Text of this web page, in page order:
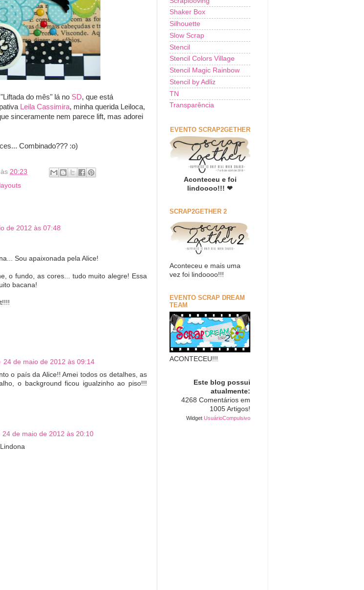
do mês" lá no SD, que está
Leila Cassimira, minha querida Leiloca,
sinceramente nem parece lift, mas adorei
Combinado??? :o)
às 20:23
de 2012 às 07:48
Sou apaixonada pela Alice!
o fundo, as cores... tudo muito alegre! Essa
bacana!
24 de maio de 2012 às 09:14
o país da Alice!! Amei todos os detalhes, as
o background ficou igualzinho ao piso!!!
24 de maio de 2012 às 20:10
Shaker Box
Silhouette
Slow Scrap
Stencil
Stencil Colors Village
Stencil Magic Rainbow
Stencil by Adliz
TN
Transparência
EVENTO SCRAP2GETHER
Aconteceu e foi
lindoooo!!! ❤
SCRAP2GETHER 2
Aconteceu e mais uma
vez foi lindoooo!!!
EVENTO SCRAP DREAM
TEAM
ACONTECEU!!!
Este blog possui
atualmente:
4268 Comentários em
1005 Artigos!
Widget UsuárioCompulsivo